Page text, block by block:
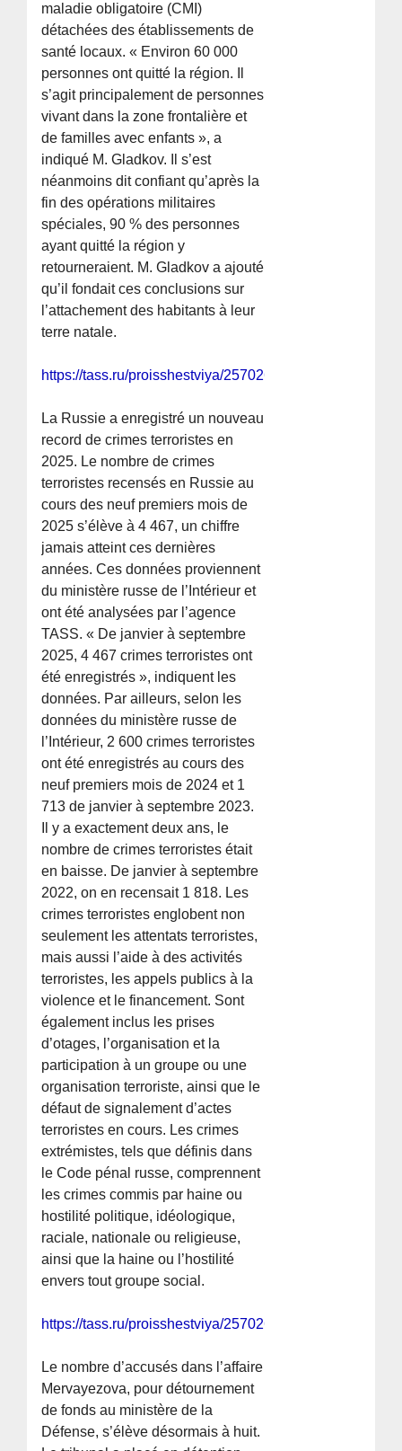
maladie obligatoire (CMI)
détachées des établissements de
santé locaux. « Environ 60 000
personnes ont quitté la région. Il
s’agit principalement de personnes
vivant dans la zone frontalière et
de familles avec enfants », a
indiqué M. Gladkov. Il s’est
néanmoins dit confiant qu’après la
fin des opérations militaires
spéciales, 90 % des personnes
ayant quitté la région y
retourneraient. M. Gladkov a ajouté
qu’il fondait ces conclusions sur
l’attachement des habitants à leur
terre natale.
https://tass.ru/proisshestviya/25702679
La Russie a enregistré un nouveau
record de crimes terroristes en
2025. Le nombre de crimes
terroristes recensés en Russie au
cours des neuf premiers mois de
2025 s’élève à 4 467, un chiffre
jamais atteint ces dernières
années. Ces données proviennent
du ministère russe de l’Intérieur et
ont été analysées par l’agence
TASS. « De janvier à septembre
2025, 4 467 crimes terroristes ont
été enregistrés », indiquent les
données. Par ailleurs, selon les
données du ministère russe de
l’Intérieur, 2 600 crimes terroristes
ont été enregistrés au cours des
neuf premiers mois de 2024 et 1
713 de janvier à septembre 2023.
Il y a exactement deux ans, le
nombre de crimes terroristes était
en baisse. De janvier à septembre
2022, on en recensait 1 818. Les
crimes terroristes englobent non
seulement les attentats terroristes,
mais aussi l’aide à des activités
terroristes, les appels publics à la
violence et le financement. Sont
également inclus les prises
d’otages, l’organisation et la
participation à un groupe ou une
organisation terroriste, ainsi que le
défaut de signalement d’actes
terroristes en cours. Les crimes
extrémistes, tels que définis dans
le Code pénal russe, comprennent
les crimes commis par haine ou
hostilité politique, idéologique,
raciale, nationale ou religieuse,
ainsi que la haine ou l’hostilité
envers tout groupe social.
https://tass.ru/proisshestviya/25702651
Le nombre d’accusés dans l’affaire
Mervayezova, pour détournement
de fonds au ministère de la
Défense, s’élève désormais à huit.